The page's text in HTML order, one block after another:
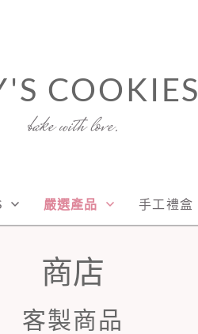
COOKIES
bake with love.
嚴選產品 手工禮盒
商店
客製商品